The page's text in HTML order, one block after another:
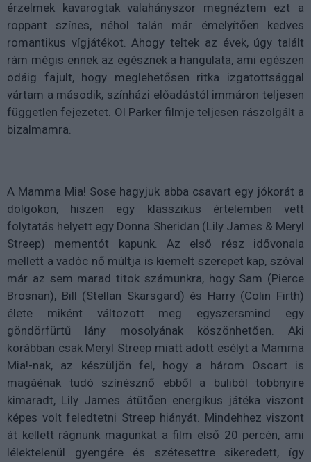
érzelmek kavarogtak valahányszor megnéztem ezt a
roppant színes, néhol talán már émelyítően kedves
romantikus vígjátékot. Ahogy teltek az évek, úgy talált
rám mégis ennek az egésznek a hangulata, ami egészen
odáig fajult, hogy meglehetősen ritka izgatottsággal
vártam a második, színházi előadástól immáron teljesen
független fejezetet. Ol Parker filmje teljesen rászolgált a
bizalmamra.
A Mamma Mia! Sose hagyjuk abba csavart egy jókorát a
dolgokon, hiszen egy klasszikus értelemben vett
folytatás helyett egy Donna Sheridan (Lily James & Meryl
Streep) mementót kapunk. Az első rész idővonala
mellett a vadóc nő múltja is kiemelt szerepet kap, szóval
már az sem marad titok számunkra, hogy Sam (Pierce
Brosnan), Bill (Stellan Skarsgard) és Harry (Colin Firth)
élete miként változott meg egyszersmind egy
göndörfürtű lány mosolyának köszönhetően. Aki
korábban csak Meryl Streep miatt adott esélyt a Mamma
Mia!-nak, az készüljön fel, hogy a három Oscart is
magáénak tudó színésznő ebből a buliból többnyire
kimaradt, Lily James átütően energikus játéka viszont
képes volt feledtetni Streep hiányát. Mindehhez viszont
át kellett rágnunk magunkat a film első 20 percén, ami
lélektelenül gyengére és szétesettre sikeredett, így